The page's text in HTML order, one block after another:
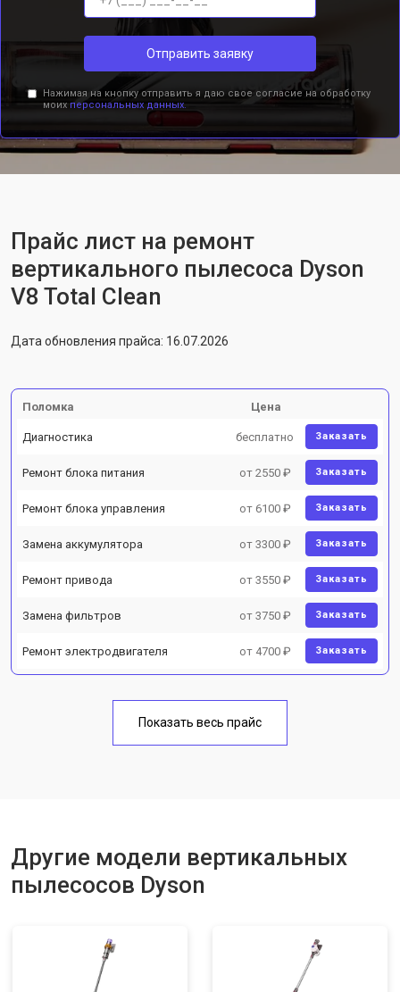
Отправить заявку
Нажимая на кнопку отправить я даю свое согласие на обработку
моих персональных данных.
Прайс лист на ремонт
вертикального пылесоса Dyson
V8 Total Clean
Дата обновления прайса: 16.07.2026
Поломка Цена
Диагностика бесплатно Заказать
Ремонт блока питания от 2550 ₽ Заказать
Ремонт блока управления от 6100 ₽ Заказать
Замена аккумулятора от 3300 ₽ Заказать
Ремонт привода от 3550 ₽ Заказать
Замена фильтров от 3750 ₽ Заказать
Ремонт электродвигателя от 4700 ₽ Заказать
Показать весь прайс
Другие модели вертикальных
пылесосов Dyson